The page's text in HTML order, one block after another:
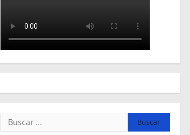
Buscar: